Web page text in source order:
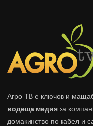
Агро ТВ е ключов и
водеща медия за
домакинство по кабел и